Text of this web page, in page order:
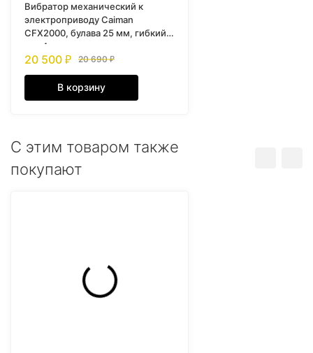
Вибратор механический к
электроприводу Caiman
CFX2000, булава 25 мм, гибкий
вал 4 м
20 500 ₽ 20 690 ₽
В корзину
C этим товаром также
покупают